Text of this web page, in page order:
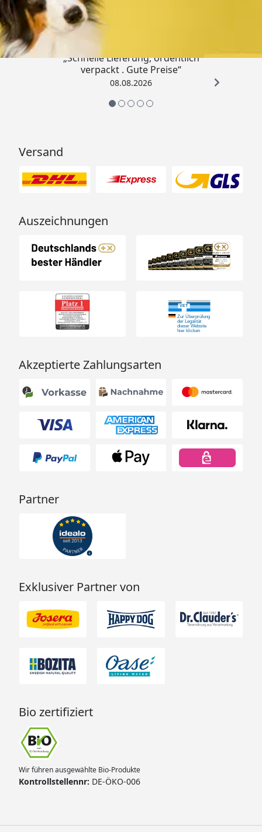
„Schnelle Lieferung, ordentlich
verpackt . Gute Preise“
08.08.2026
Versand
Auszeichnungen
Akzeptierte Zahlungsarten
Partner
Exklusiver Partner von
Bio zertifiziert
Wir führen ausgewählte Bio-Produkte
Kontrollstellennr: DE-ÖKO-006